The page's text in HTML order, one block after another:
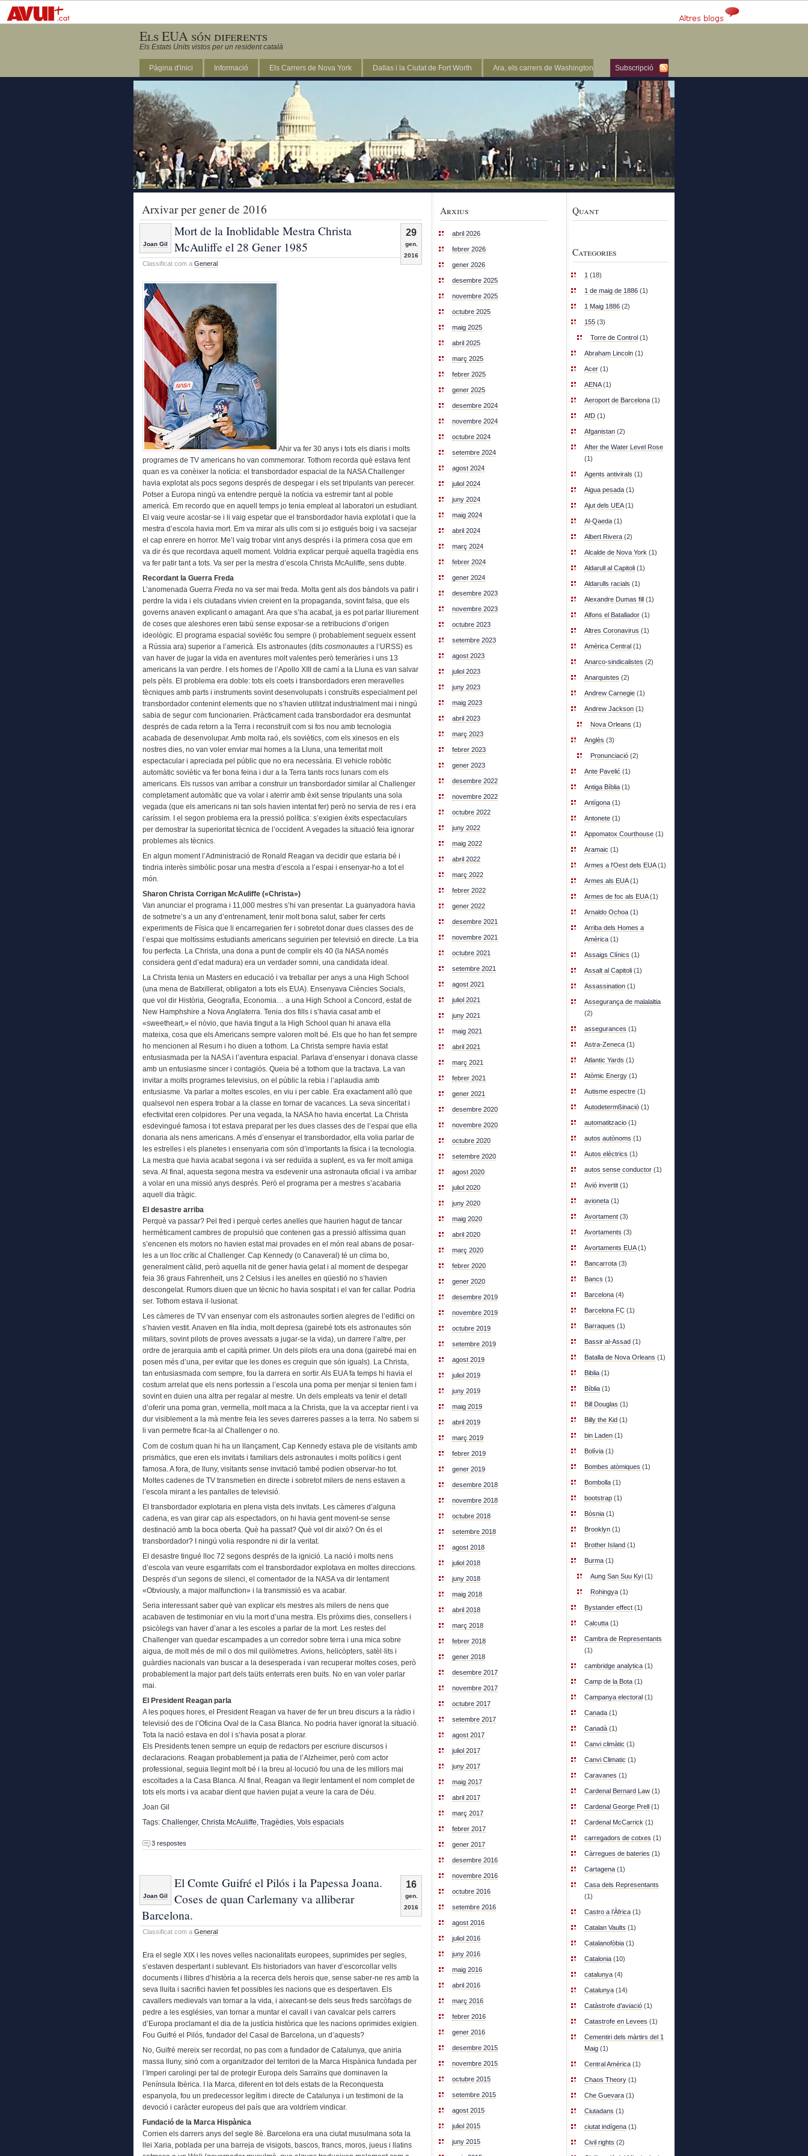
Els EUA són diferents
Els Estats Units vistos per un resident català
Subscripció
Pàgina d'inici Informació Els Carrers de Nova York Dallas i la Ciutat de Fort Worth Ara, els carrers de Washington
Arxivar per gener de 2016
29
gen.
2016
Joan Gil
Mort de la Inoblidable Mestra Christa
McAuliffe el 28 Gener 1985
Classificat com a General
Ahir va fer 30 anys i tots els diaris i molts
programes de TV americans ho van commemorar. Tothom recorda què estava fent
quan es va conèixer la notícia: el transbordador espacial de la NASA Challenger
havia explotat als pocs segons després de despegar i els set tripulants van perecer.
Potser a Europa ningú va entendre perquè la notícia va estremir tant al poble
americà. Em recordo que en aquell temps jo tenia empleat al laboratori un estudiant.
El vaig veure acostar-se i li vaig espetar que el transbordador havia explotat i que la
mestra d’escola havia mort. Em va mirar als ulls com si jo estigués boig i va sacsejar
el cap enrere en horror. Me’l vaig trobar vint anys després i la primera cosa que em
va dir és que recordava aquell moment. Voldria explicar perquè aquella tragèdia ens
va fer patir tant a tots. Va ser per la mestra d’escola Christa McAuliffe, sens dubte.
Recordant la Guerra Freda
L’anomenada Guerra Freda no va ser mai freda. Molta gent als dos bàndols va patir i
perdre la vida i els ciutadans vivien creient en la propaganda, sovint falsa, que els
governs anaven explicant o amagant. Ara que s’ha acabat, ja es pot parlar lliurement
de coses que aleshores eren tabú sense exposar-se a retribucions d’origen
ideològic. El programa espacial soviètic fou sempre (i probablement segueix essent
a Rússia ara) superior a l’americà. Els astronautes (dits cosmonautes a l’URSS) es
van haver de jugar la vida en aventures molt valentes però temeràries i uns 13
americans la van perdre. I els homes de l’Apollo XIII de camí a la Lluna es van salvar
pels pèls. El problema era doble: tots els coets i transbordadors eren meravelles
tècniques amb parts i instruments sovint desenvolupats i construïts especialment pel
transbordador contenint elements que no s’havien utilitzat industrialment mai i ningú
sabia de segur com funcionarien. Pràcticament cada transbordador era desmuntat
després de cada retorn a la Terra i reconstruït com si fos nou amb tecnologia
acabada de desenvolupar. Amb molta raó, els soviètics, com els xinesos en els
nostres dies, no van voler enviar mai homes a la Lluna, una temeritat molt
espectacular i apreciada pel públic que no era necessària. El vehicle robòtic
automàtic soviètic va fer bona feina i dur a la Terra tants rocs lunars com els
americans. Els russos van arribar a construir un transbordador similar al Challenger
completament automàtic que va volar i aterrir amb èxit sense tripulants una sola
vegada (que els americans ni tan sols havien intentat fer) però no servia de res i era
caríssim. I el segon problema era la pressió política: s’exigien èxits espectaculars
per demostrar la superioritat tècnica de l’occident. A vegades la situació feia ignorar
problemes als tècnics.
En algun moment l’Administració de Ronald Reagan va decidir que estaria bé i
tindria interès simbòlic posar una mestra d’escola a l’espai i ensenyar-ho a tot el
món.
Sharon Christa Corrigan McAuliffe («Christa»)
Van anunciar el programa i 11,000 mestres s’hi van presentar. La guanyadora havia
de sotmetre’s a un any d’entrenament, tenir molt bona salut, saber fer certs
experiments de Física que li encarregarien fer i sobretot donar dues classes des de
l’espai que moltíssims estudiants americans seguirien per televisió en directe. La tria
fou perfecta. La Christa, una dona a punt de complir els 40 (la NASA només
considera gent d’edat madura) era un verdader somni, una candidata ideal.
La Christa tenia un Masters en educació i va treballar per anys a una High School
(una mena de Batxillerat, obligatori a tots els EUA). Ensenyava Ciències Socials,
que vol dir Història, Geografia, Economia… a una High School a Concord, estat de
New Hamphshire a Nova Anglaterra. Tenia dos fills i s’havia casat amb el
«sweetheart,» el nòvio, que havia tingut a la High School quan hi anava ella
mateixa, cosa que els Americans sempre valoren molt bé. Els que ho han fet sempre
ho mencionen al Resum i ho diuen a tothom. La Christa sempre havia estat
entusiasmada per la NASA i l’aventura espacial. Parlava d’ensenyar i donava classe
amb un entusiasme sincer i contagiós. Queia bé a tothom que la tractava. La van
invitar a molts programes televisius, on el públic la rebia i l’aplaudia amb
entusiasme. Va parlar a moltes escoles, en viu i per cable. Era exactament allò que
qualsevol nen espera trobar a la classe en tornar de vacances. La seva sinceritat i
efectivitat eren colpidores. Per una vegada, la NASA ho havia encertat. La Christa
esdevingué famosa i tot estava preparat per les dues classes des de l’espai que ella
donaria als nens americans. A més d’ensenyar el transbordador, ella volia parlar de
les estrelles i els planetes i ensenyaria com són d’importants la física i la tecnologia.
La mestra que havia acabat segona i va ser reduïda a suplent, es va fer molt amiga
seva. Al final, aquesta segona mestra va esdevenir una astronauta oficial i va arribar
a volar en una missió anys després. Però el programa per a mestres s’acabaria
aquell dia tràgic.
El desastre arriba
Perquè va passar? Pel fred i perquè certes anelles que haurien hagut de tancar
hermèticament cambres de propulsió que contenen gas a pressió altíssima quan
s’encenen els motors no havien estat mai provades en el món real abans de posar-
les a un lloc crític al Challenger. Cap Kennedy (o Canaveral) té un clima bo,
generalment càlid, però aquella nit de gener havia gelat i al moment de despegar
feia 36 graus Fahrenheit, uns 2 Celsius i les anelles en qüestió no s’havien
descongelat. Rumors diuen que un tècnic ho havia sospitat i el van fer callar. Podria
ser. Tothom estava il·lusionat.
Les càmeres de TV van ensenyar com els astronautes sortien alegres de l’edifici on
s’havien vestit. Anaven en fila índia, molt depresa (gairebé tots els astronautes són
militars, sovint pilots de proves avessats a jugar-se la vida), un darrere l’altre, per
ordre de jerarquia amb el capità primer. Un dels pilots era una dona (gairebé mai en
posen més d’una, per evitar que les dones es creguin que són iguals). La Christa,
tan entusiasmada com sempre, fou la darrera en sortir. Als EUA fa temps hi havia el
costum arrelat que els nens portessin a l’escola una poma per menjar si tenien fam i
sovint en duien una altra per regalar al mestre. Un dels empleats va tenir el detall
d’oferir una poma gran, vermella, molt maca a la Christa, que la va acceptar rient i va
dur visiblement a la mà mentre feia les seves darreres passes a la terra. No sabem si
li van permetre ficar-la al Challenger o no.
Com de costum quan hi ha un llançament, Cap Kennedy estava ple de visitants amb
prismàtics, que eren els invitats i familiars dels astronautes i molts polítics i gent
famosa. A fora, de lluny, visitants sense invitació també podien observar-ho tot.
Moltes cadenes de TV transmetien en directe i sobretot milers de nens estaven a
l’escola mirant a les pantalles de televisió.
El transbordador explotaria en plena vista dels invitats. Les càmeres d’alguna
cadena, es van girar cap als espectadors, on hi havia gent movent-se sense
destinació amb la boca oberta. Què ha passat? Què vol dir això? On és el
transbordador? I ningú volia respondre ni dir la veritat.
El desastre tingué lloc 72 segons després de la ignició. La nació i molts nens
d’escola van veure esgarrifats com el transbordador explotava en moltes direccions.
Després d’un segons de silenci, el comentador de la NASA va dir lentament
«Obviously, a major malfunction» i la transmissió es va acabar.
Seria interessant saber què van explicar els mestres als milers de nens que
acabaven de testimoniar en viu la mort d’una mestra. Els pròxims dies, consellers i
psicòlegs van haver d’anar a les escoles a parlar de la mort. Les restes del
Challenger van quedar escampades a un corredor sobre terra i una mica sobre
aigua, de molt més de mil o dos mil quilòmetres. Avions, helicòpters, satèl·lits i
guàrdies nacionals van buscar a la desesperada i van recuperar moltes coses, però
probablement la major part dels taüts enterrats eren buits. No en van voler parlar
mai.
El President Reagan parla
A les poques hores, el President Reagan va haver de fer un breu discurs a la ràdio i
televisió des de l’Oficina Oval de la Casa Blanca. No podria haver ignorat la situació.
Tota la nació estava en dol i s’havia posat a plorar.
Els Presidents tenen sempre un equip de redactors per escriure discursos i
declaracions. Reagan probablement ja patia de l’Alzheimer, però com actor
professional, seguia llegint molt bé i la breu al·locució fou una de les millors mai
escoltades a la Casa Blanca. Al final, Reagan va llegir lentament el nom complet de
tots els morts i va acabar dient que havien pujat a veure la cara de Déu.
Joan Gil
Tags: Challenger, Christa McAuliffe, Tragèdies, Vols espacials
3 respostes
16
gen.
2016
Joan Gil
El Comte Guifré el Pilós i la Papessa Joana.
Coses de quan Carlemany va alliberar
Barcelona.
Classificat com a General
Era el segle XIX i les noves velles nacionalitats europees, suprimides per segles,
s’estaven despertant i sublevant. Els historiadors van haver d’escorcollar vells
documents i llibres d’història a la recerca dels herois que, sense saber-ne res amb la
seva lluita i sacrifici havien fet possibles les nacions que es despertaven. Els
cavallers medievals van tornar a la vida, i aixecant-se dels seus freds sarcòfags de
pedre a les esglésies, van tornar a muntar el cavall i van cavalcar pels carrers
d’Europa proclamant el dia de la justícia històrica que les nacions oprimides exigien.
Fou Guifré el Pilós, fundador del Casal de Barcelona, un d’aquests?
No, Guifré mereix ser recordat, no pas com a fundador de Catalunya, que aniria
massa lluny, sinó com a organitzador del territori de la Marca Hispànica fundada per
l’Imperi carolingi per tal de protegir Europa dels Sarraïns que dominaven la
Península Ibèrica. I la Marca, diferent en tot dels estats de la Reconquesta
espanyola, fou un predecessor legítim i directe de Catalunya i un testimoni de la
devoció i caràcter europeus del país que ara voldríem vindicar.
Fundació de la Marca Hispànica
Corrien els darrers anys del segle 8è. Barcelona era una ciutat musulmana sota la
llei Xaria, poblada per una barreja de visigots, bascos, francs, moros, jueus i llatins
Arxius
abril 2026
febrer 2026
gener 2026
desembre 2025
novembre 2025
octubre 2025
maig 2025
abril 2025
març 2025
febrer 2025
gener 2025
desembre 2024
novembre 2024
octubre 2024
setembre 2024
agost 2024
juliol 2024
juny 2024
maig 2024
abril 2024
març 2024
febrer 2024
gener 2024
desembre 2023
novembre 2023
octubre 2023
setembre 2023
agost 2023
juliol 2023
juny 2023
maig 2023
abril 2023
març 2023
febrer 2023
gener 2023
desembre 2022
novembre 2022
octubre 2022
juny 2022
maig 2022
abril 2022
març 2022
febrer 2022
gener 2022
desembre 2021
novembre 2021
octubre 2021
setembre 2021
agost 2021
juliol 2021
juny 2021
maig 2021
abril 2021
març 2021
febrer 2021
gener 2021
desembre 2020
novembre 2020
octubre 2020
setembre 2020
agost 2020
juliol 2020
juny 2020
maig 2020
abril 2020
març 2020
febrer 2020
gener 2020
desembre 2019
novembre 2019
octubre 2019
setembre 2019
agost 2019
juliol 2019
juny 2019
maig 2019
abril 2019
març 2019
febrer 2019
gener 2019
desembre 2018
novembre 2018
octubre 2018
setembre 2018
agost 2018
juliol 2018
juny 2018
maig 2018
abril 2018
març 2018
febrer 2018
gener 2018
desembre 2017
novembre 2017
octubre 2017
setembre 2017
agost 2017
juliol 2017
juny 2017
maig 2017
abril 2017
març 2017
febrer 2017
gener 2017
desembre 2016
novembre 2016
octubre 2016
setembre 2016
agost 2016
juliol 2016
juny 2016
maig 2016
abril 2016
març 2016
febrer 2016
gener 2016
desembre 2015
novembre 2015
octubre 2015
setembre 2015
agost 2015
juliol 2015
juny 2015
Quant
Categories
1 (18)
1 de maig de 1886 (1)
1 Maig 1886 (2)
155 (3)
Torre de Control (1)
Abraham Lincoln (1)
Acer (1)
AENA(1)
Aeroport de Barcelona (1)
AfD (1)
Afganistan (2)
After the Water Level Rose
(1)
Agents antivirals (1)
Aigua pesada (1)
Ajut dels UEA(1)
Al-Qaeda (1)
Albert Rivera (2)
Alcalde de Nova York (1)
Aldarull al Capitoli (1)
Aldarulls racials (1)
Alexandre Dumas fill (1)
Alfons el Batallador (1)
Altres Coronavirus (1)
Amèrica Central (1)
Anarco-sindicalistes (2)
Anarquistes (2)
Andrew Carnegie (1)
Andrew Jackson (1)
Nova Orleans (1)
Anglès (3)
Pronunciació (2)
Ante Pavelić (1)
Antiga Bíblia (1)
Antígona (1)
Antonete (1)
Appomatox Courthouse (1)
Aramaic (1)
Armes a l'Oest dels EUA(1)
Armes als EUA(1)
Armes de foc als EUA(1)
Arnaldo Ochoa (1)
Arriba dels Homes a
Amèrica (1)
Assaigs Clínics (1)
Assalt al Capitoli (1)
Assassination (1)
Assegurança de malalaltia
(2)
assegurances (1)
Astra-Zeneca (1)
Atlantic Yards (1)
Atòmic Energy (1)
Autisme espectre (1)
Autodetermßinació (1)
automatitzacio (1)
autos autònoms (1)
Autos elèctrics (1)
autos sense conductor (1)
Avió invertit (1)
avioneta (1)
Avortament (3)
Avortaments (3)
Avortaments EUA(1)
Bancarrota (3)
Bancs (1)
Barcelona (4)
Barcelona FC (1)
Barraques (1)
Bassir al-Assad (1)
Batalla de Nova Orleans (1)
Biblia (1)
Bíblia (1)
Bill Douglas (1)
Billy the Kid (1)
bin Laden (1)
Bolívia (1)
Bombes atòmiques (1)
Bombolla (1)
bootstrap (1)
Bòsnia (1)
Brooklyn (1)
Brother Island (1)
Burma (1)
Aung San Suu Kyi (1)
Rohingya (1)
Bystander effect (1)
Calcutta (1)
Cambra de Representants
(1)
cambridge analytica (1)
Camp de la Bota (1)
Campanya electoral (1)
Canada (1)
Canadà (1)
Canvi climàtic (1)
Canvi Climatic (1)
Caravanes (1)
Cardenal Bernard Law (1)
Cardenal George Prell (1)
Cardenal McCarrick (1)
carregadors de cotxes (1)
Càrregues de bateries (1)
Cartagena (1)
Casa dels Representants
(1)
Castro a l’Àfrica (1)
Catalan Vaults (1)
Catalanofòbia (1)
Catalonia (10)
catalunya (4)
Catalunya (14)
Catàstrofe d’aviació (1)
Catastrofe en Levees (1)
Cementiri dels màrtirs del 1
Maig (1)
Central Amèrica (1)
Chaos Theory (1)
Che Guevara (1)
Ciutadans (1)
ciutat indígena (1)
Civil rights (2)